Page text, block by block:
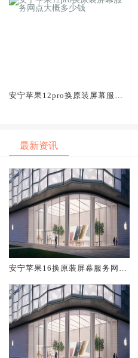
安宁苹果12pro换原装屏幕服务
最新资讯
安宁苹果16换原装屏幕服务网点